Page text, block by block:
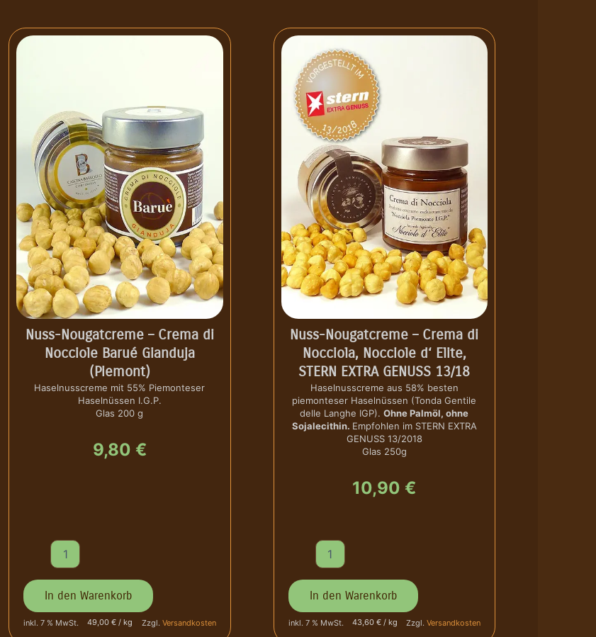
Nuss-Nougatcreme – Crema di
Nocciole Barué Gianduja
(Piemont)
Haselnusscreme mit 55% Piemonteser
Haselnüssen I.G.P.
Glas 200 g
9,80 €
s
-
N
In den Warenkorb
inkl. 7 % MwSt. 49,00 € / kg Zzgl. Versandkosten
Nuss-Nougatcreme – Crema di
Nocciola, Nocciole d‘ Elite,
STERN EXTRA GENUSS 13/18
Haselnusscreme aus 58% besten
piemonteser Haselnüssen (Tonda Gentile
delle Langhe IGP).Ohne Palmöl, ohne
Sojalecithin. Empfohlen im STERN EXTRA
GENUSS 13/2018
Glas 250g
10,90 €
s
-
N
In den Warenkorb
inkl. 7 % MwSt. 43,60 € / kg Zzgl. Versandkosten